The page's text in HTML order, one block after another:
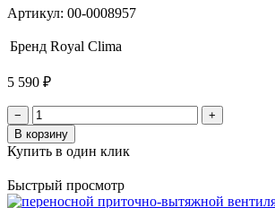
Артикул: 00-0008957
Бренд Royal Clima
5 590 ₽
−
+
В корзину
Купить в один клик
Быстрый просмотр